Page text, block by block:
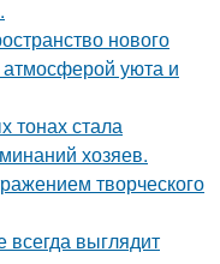
нового
атмосферой уюта и
тонах стала
хозяев.
творческого
всегда выглядит